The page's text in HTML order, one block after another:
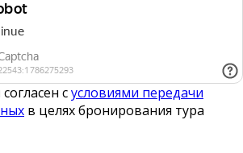
сусловиями передачи
в целях бронирования тура